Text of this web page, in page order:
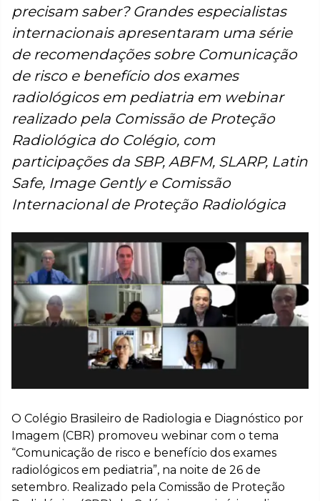
precisam saber? Grandes especialistas
internacionais apresentaram uma série
de recomendações sobre Comunicação
de risco e benefício dos exames
radiológicos em pediatria em webinar
realizado pela Comissão de Proteção
Radiológica do Colégio, com
participações da SBP, ABFM, SLARP, Latin
Safe, Image Gently e Comissão
Internacional de Proteção Radiológica
O Colégio Brasileiro de Radiologia e Diagnóstico por
Imagem (CBR) promoveu webinar com o tema
“Comunicação de risco e benefício dos exames
radiológicos em pediatria”, na noite de 26 de
setembro. Realizado pela Comissão de Proteção